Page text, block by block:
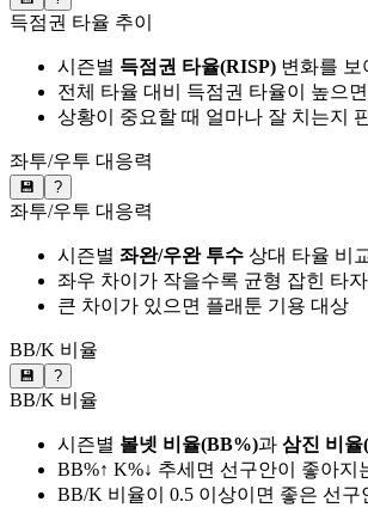
득점권 타율 추이
시즌별 득점권 타율(RISP) 변화를 보
전체 타율 대비 득점권 타율이 높으
상황이 중요할 때 얼마나 잘 치는지
좌투/우투 대응력
💾 ?
좌투/우투 대응력
시즌별 좌완/우완 투수 상대 타율 비
좌우 차이가 작을수록 균형 잡힌 타자
큰 차이가 있으면 플래툰 기용 대상
BB/K 비율
💾 ?
BB/K 비율
시즌별 볼넷 비율(BB%)과 삼진 비
BB%↑ K%↓ 추세면 선구안이 좋아지
BB/K 비율이 0.5 이상이면 좋은 선구